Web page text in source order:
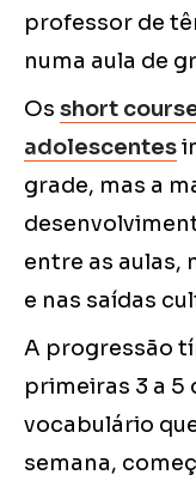
professor de
numa aula de
Os short
adolescentes
grade, mas a
entre as aulas,
e nas saídas
A progressão
primeiras 3 a 5
vocabulário
semana,